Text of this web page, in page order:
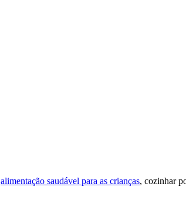
alimentação saudável para as crianças, cozinhar